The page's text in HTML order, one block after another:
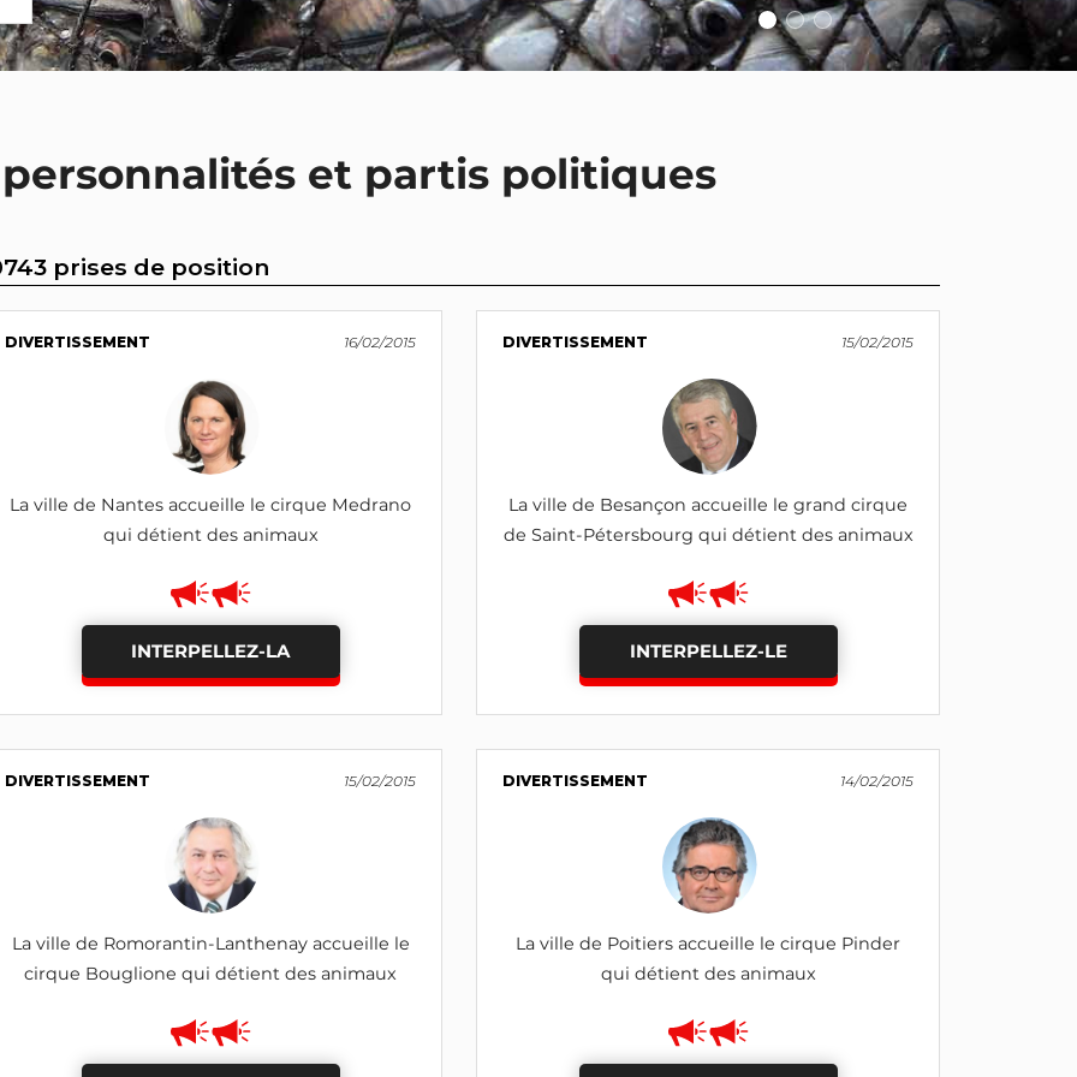
et partis politiques
prises de position
DIVERTISSEMENT 16/02/2015
La ville de Nantes accueille le cirque Medrano
qui détient des animaux
INTERPELLEZ-LA
DIVERTISSEMENT 15/02/2015
La ville de Besançon accueille le grand cirque
de Saint-Pétersbourg qui détient des animaux
INTERPELLEZ-LE
DIVERTISSEMENT 15/02/2015
La ville de Romorantin-Lanthenay accueille le
cirque Bouglione qui détient des animaux
DIVERTISSEMENT 14/02/2015
La ville de Poitiers accueille le cirque Pinder
qui détient des animaux